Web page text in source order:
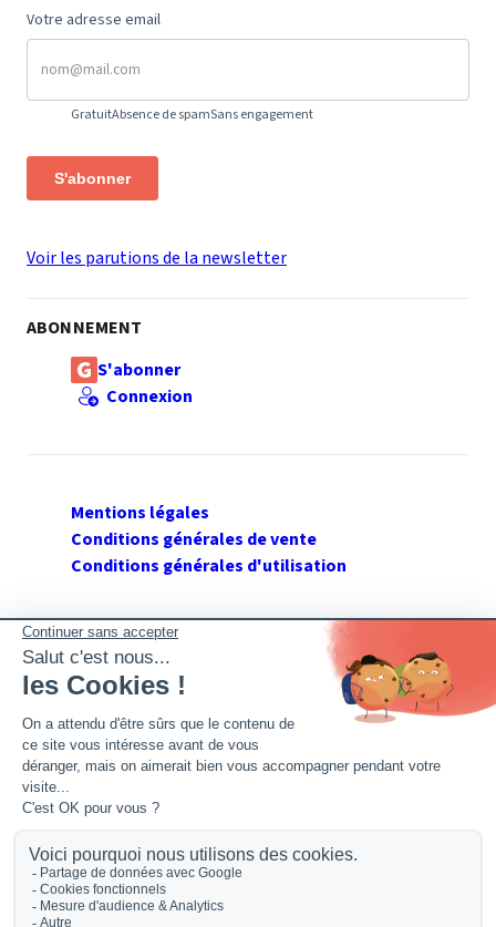
Votre adresse email
GratuitAbsence de spamSans engagement
S'abonner
Voir les parutions de la newsletter
ABONNEMENT
S'abonner
Connexion
Mentions légales
Conditions générales de vente
Conditions générales d'utilisation
SUIVEZ GERANT DE SARL
Twitter
Facebook